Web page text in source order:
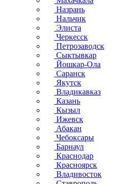
Назрань
Нальчик
Элиста
Черкесск
Петрозаводск
Сыктывкар
Йошкар-Ола
Саранск
Якутск
Владикавказ
Казань
Кызыл
Ижевск
Абакан
Чебоксары
Барнаул
Краснодар
Красноярск
Владивосток